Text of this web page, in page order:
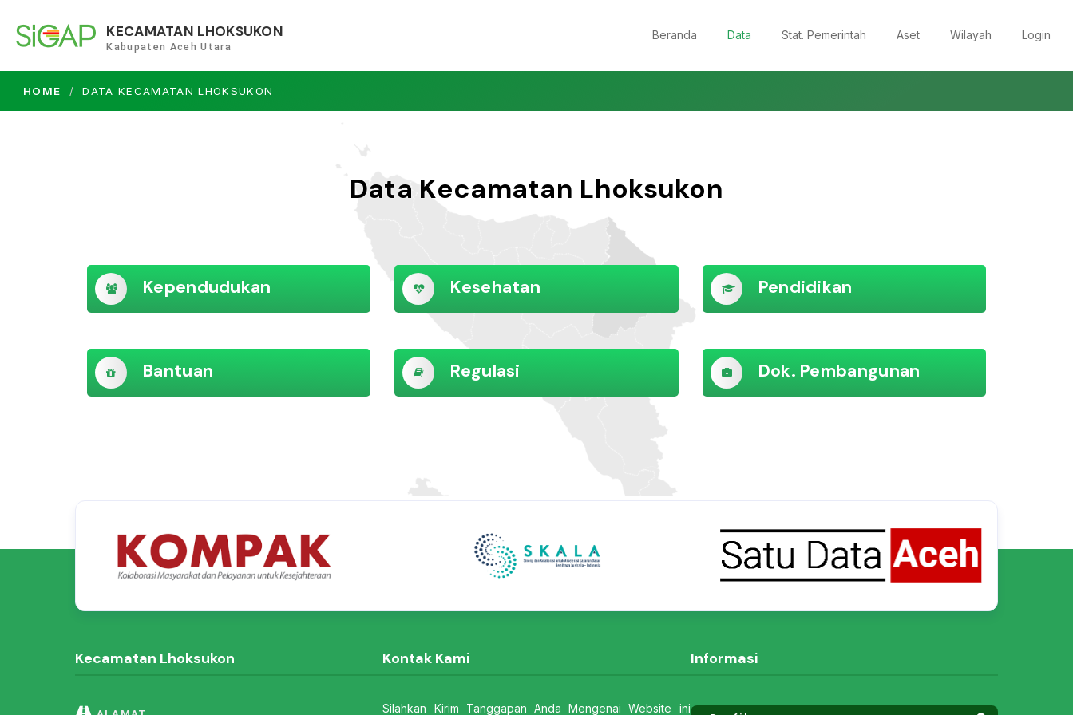
KECAMATAN LHOKSUKON
Kabupaten Aceh Utara
Beranda Data Stat. Pemerintah Aset Wilayah Login
HOME DATA KECAMATAN LHOKSUKON
Data Kecamatan Lhoksukon
Kependudukan Kesehatan Pendidikan
Bantuan Regulasi Dok. Pembangunan
Kecamatan Lhoksukon Kontak Kami
Silahkan Kirim Tanggapan Anda Mengenai Website ini
Informasi